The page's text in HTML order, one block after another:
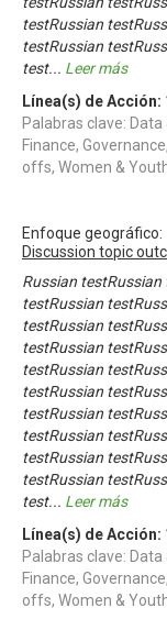
testRussian
testRussian
test... Leer más
Línea(s) de Acción:
Palabras clave:
Finance,
offs, Women &
Enfoque
Discussion topic
Russian
testRussian
testRussian
testRussian
testRussian
testRussian
testRussian
testRussian
testRussian
testRussian
test... Leer más
Línea(s) de Acción:
Palabras clave:
Finance,
offs, Women &